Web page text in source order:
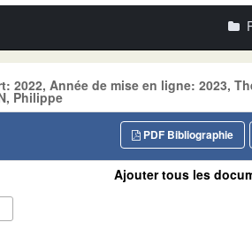
2022, Année de mise en ligne: 2023,
Philippe
PDF Bibliographie
Ajouter tous les